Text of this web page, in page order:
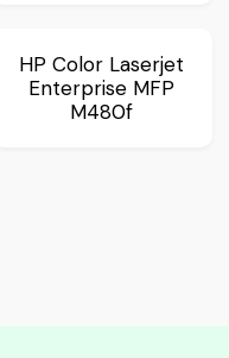
HP Color Laserjet
Enterprise MFP
M480f